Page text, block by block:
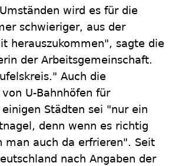
wird es für die
schwieriger, aus der
herauszukommen", sagte die
der Arbeitsgemeinschaft.
Auch die
U-Bahnhöfen für
Städten sei "nur ein
denn wenn es richtig
man auch da erfrieren". Seit
nach Angaben der